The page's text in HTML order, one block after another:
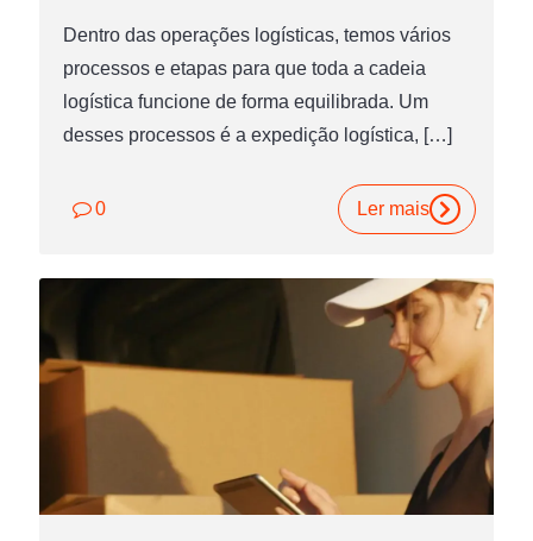
Dentro das operações logísticas, temos vários
processos e etapas para que toda a cadeia
logística funcione de forma equilibrada. Um
desses processos é a expedição logística, […]
0 Ler mais